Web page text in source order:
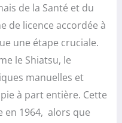
de la Santé et du
de licence accordée à
une étape cruciale.
le Shiatsu, le
manuelles et
à part entière. Cette
en 1964, alors que